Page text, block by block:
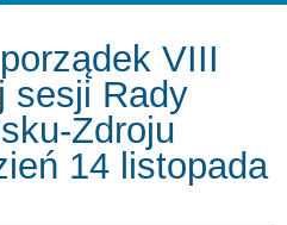
VIII
sesji Rady
Zdroju
14 listopada